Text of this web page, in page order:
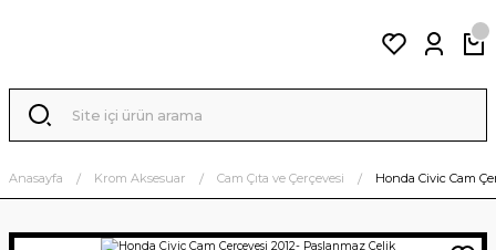
Anasayfa Krom Aksesuar Cam Çıta ve Çerçevesi Honda Civic Cam